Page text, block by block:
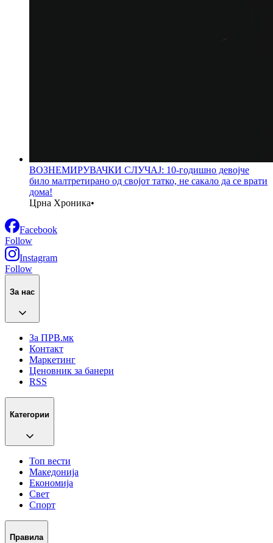
ВОЗНЕМИРУВАЧКИ СЛУЧАЈ: 10-годишно девојче
било малтретирано од својот татко, не сакало да се врати
дома!
Црна Хроника•
Facebook
Follow
Instagram
Follow
За нас
За ПРВ.мк
Контакт
Маркетинг
Ценовник за банери
RSS
Категории
Топ вести
Македонија
Економија
Свет
Спорт
Правила